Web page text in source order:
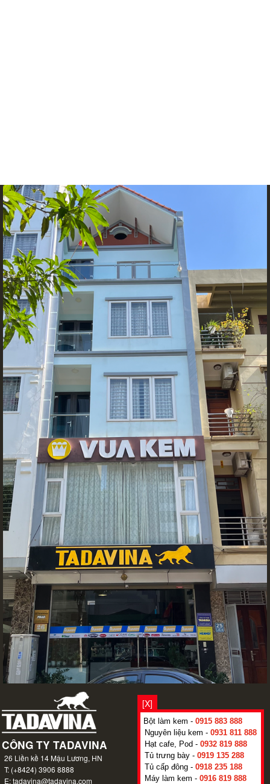
[X]
Bột làm kem - 0915 883 888
Nguyên liệu kem - 0931 811 888
Hạt cafe, Pod - 0932 819 888
Tủ trưng bày - 0919 135 288
Tủ cấp đông - 0918 235 188
Máy làm kem - 0916 819 888